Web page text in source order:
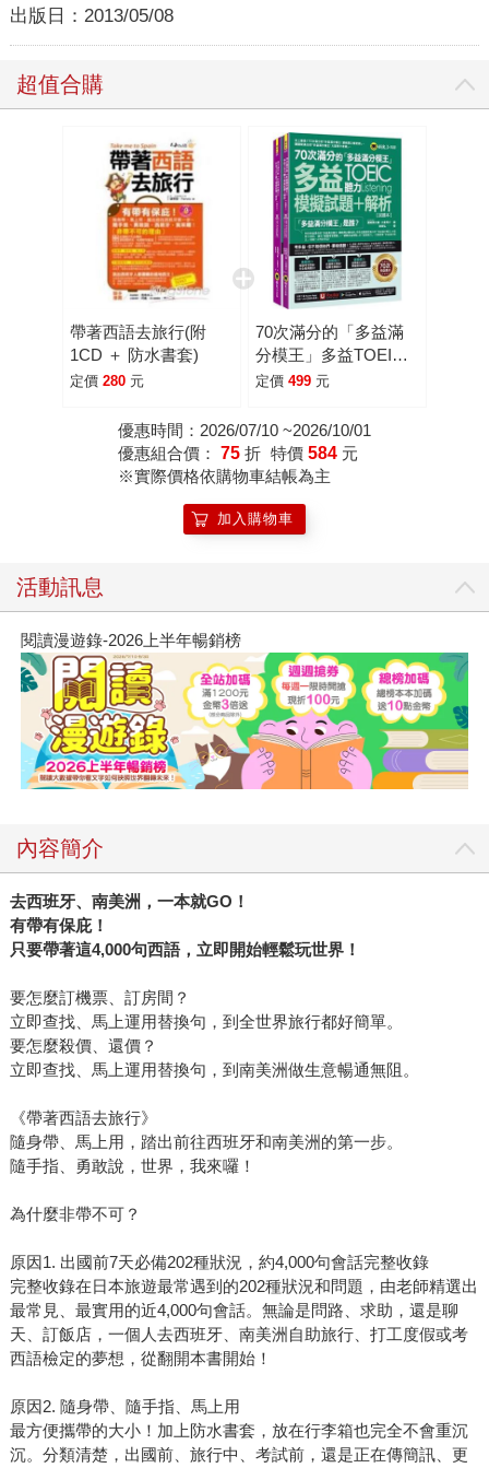
出版日： 2013/05/08
超值合購
帶著西語去旅行(附
1CD ＋ 防水書套)
定價 280 元
70次滿分的「多益滿
分模王」多益TOEIC
聽力模擬試題＋解析(2
含VRP虛擬點讀筆＋
防水書套)
定價 499 元
優惠時間：2026/07/10 ~2026/10/01
優惠組合價： 75 折 特價 584 元
※實際價格依購物車結帳為主
加入購物車
活動訊息
閱讀漫遊錄-2026上半年暢銷榜
內容簡介
去西班牙、南美洲，一本就GO！
有帶有保庇！
只要帶著這4,000句西語，立即開始輕鬆玩世界！
要怎麼訂機票、訂房間？
立即查找、馬上運用替換句，到全世界旅行都好簡單。
要怎麼殺價、還價？
立即查找、馬上運用替換句，到南美洲做生意暢通無阻。
《帶著西語去旅行》
隨身帶、馬上用，踏出前往西班牙和南美洲的第一步。
隨手指、勇敢說，世界，我來囉！
為什麼非帶不可？
原因1. 出國前7天必備202種狀況，約4,000句會話完整收錄
完整收錄在日本旅遊最常遇到的202種狀況和問題，由老師精選出
最常見、最實用的近4,000句會話。無論是問路、求助，還是聊
天、訂飯店，一個人去西班牙、南美洲自助旅行、打工度假或考
西語檢定的夢想，從翻開本書開始！
原因2. 隨身帶、隨手指、馬上用
最方便攜帶的大小！加上防水書套，放在行李箱也完全不會重沉
沉。分類清楚，出國前、旅行中、考試前，還是正在傳簡訊、更